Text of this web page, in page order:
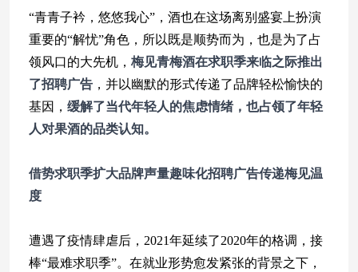
“青青子衿，悠悠我心”，酒也在这场离别盛宴上扮演
重要的“解忧”角色，所以既是顺势而为，也是为了占
领风口的大先机， 梅见青梅酒在求职季来临之际推出
了招聘广告 ，并以幽默的形式传递了品牌轻松愉快的
基因， 缓解了当代年轻人的焦虑情绪，也占领了年轻
人对果酒的品类认知。
借势求职季扩大品牌声量趣味化招聘广告传递梅见温
度
遭遇了疫情肆虐后，2021年延续了2020年的格调，接
棒“最难求职季”。在就业形势愈发紧张的背景之下，